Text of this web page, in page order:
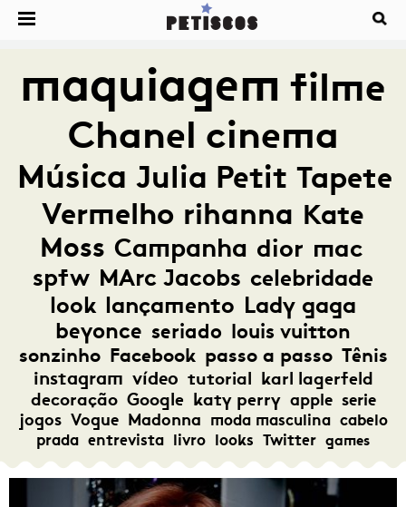
maquiagem filme
Chanel cinema
Música Julia Petit Tapete
Vermelho rihanna Kate
Moss Campanha dior mac
spfw MArc Jacobs celebridade
look lançamento Lady gaga
beyonce seriado louis vuitton
sonzinho Facebook passo a passo Tênis
instagram vídeo tutorial karl lagerfeld
decoração Google katy perry apple serie
jogos Vogue Madonna moda masculina cabelo
prada entrevista livro looks Twitter games